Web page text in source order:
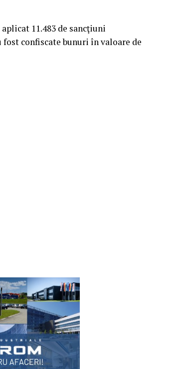
11.483 de sancţiuni
fost confiscate bunuri în valoare de